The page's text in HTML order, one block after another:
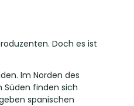
Doch es ist
Im Norden des
Süden finden sich
spanischen